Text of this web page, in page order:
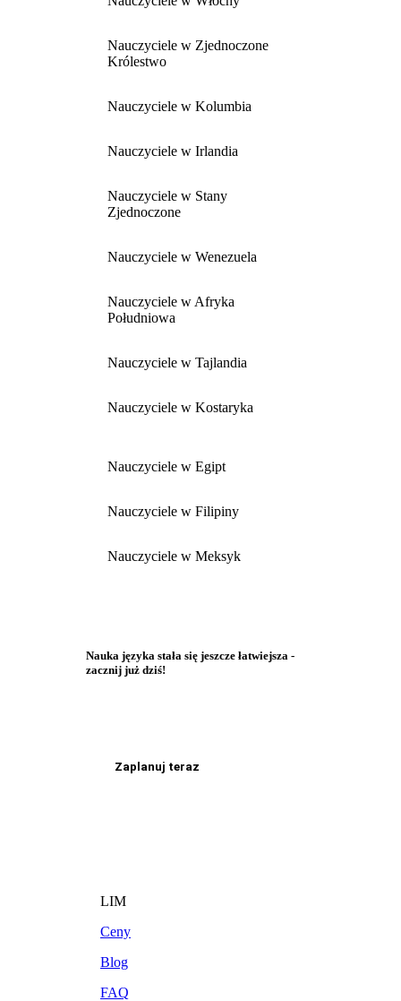
Nauczyciele w Zjednoczone
Królestwo
Nauczyciele w Kolumbia
Nauczyciele w Irlandia
Nauczyciele w Stany
Zjednoczone
Nauczyciele w Wenezuela
Nauczyciele w Afryka
Południowa
Nauczyciele w Tajlandia
Nauczyciele w Kostaryka
Nauczyciele w Egipt
Nauczyciele w Filipiny
Nauczyciele w Meksyk
Nauka języka stała się jeszcze łatwiejsza -
zacznij już dziś!
Zaplanuj teraz
LIM
Ceny
Blog
FAQ